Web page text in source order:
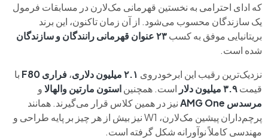
که ادای احترامی به نخستین قهرمانی مک‌لارن در مسابقات فرمول
یک سازندگان محسوب می‌شود. از آن زمان تاکنون، این برند
بریتانیایی موفق به کسب۲۳ عنوان قهرمانی رانندگان و سازندگان
شده است.
نزدیک‌ترین رقیب این ابرخودروی ۲.۱ میلیون دلاری ،فراری F80
با
قیمت۳.۹ میلیون دلار است. همچنیناستون مارتین والهالاو
مرسدس AMG One
نیز در همین کلاس قرار می‌گیرند. همانند
پرچم‌داران پیشین مک‌لارن، W1 نیز بیش از هر چیز بر پایه طراحی و
مهندسی کاملاً نوآورانه شکل گرفته است.